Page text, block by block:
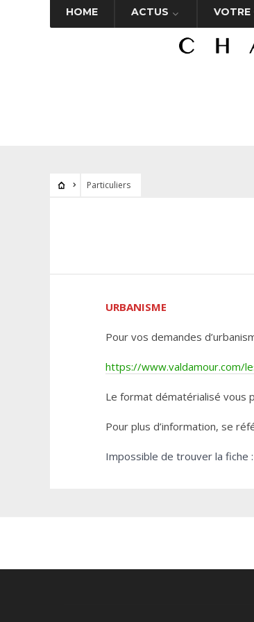
HOME ACTUS VOTRE
Particuliers
URBANISME
Pour vos demandes
https://www.valdamour.com/
Le format dématérialisé vous
Pour plus d’information, se
Impossible de trouver la fiche